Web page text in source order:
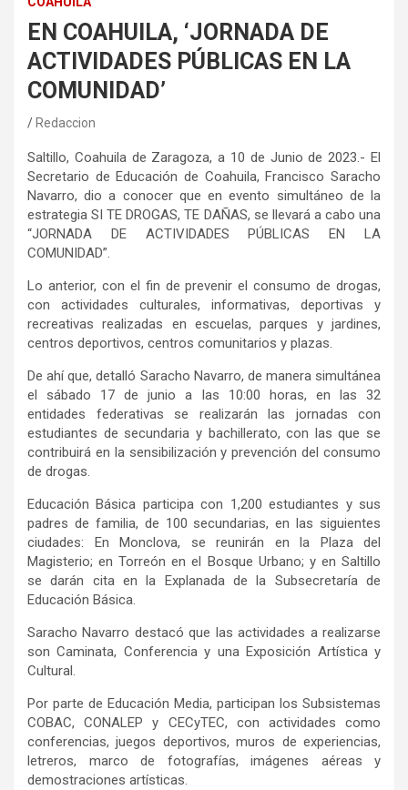
EN COAHUILA, ‘JORNADA DE
ACTIVIDADES PÚBLICAS EN LA
COMUNIDAD’
Redaccion
Saltillo, Coahuila de Zaragoza, a 10 de Junio de 2023.- El
Secretario de Educación de Coahuila, Francisco Saracho
Navarro, dio a conocer que en evento simultáneo de la
estrategia SI TE DROGAS, TE DAÑAS, se llevará a cabo una
“JORNADA DE ACTIVIDADES PÚBLICAS EN LA
COMUNIDAD”.
Lo anterior, con el fin de prevenir el consumo de drogas,
con actividades culturales, informativas, deportivas y
recreativas realizadas en escuelas, parques y jardines,
centros deportivos, centros comunitarios y plazas.
De ahí que, detalló Saracho Navarro, de manera simultánea
el sábado 17 de junio a las 10:00 horas, en las 32
entidades federativas se realizarán las jornadas con
estudiantes de secundaria y bachillerato, con las que se
contribuirá en la sensibilización y prevención del consumo
de drogas.
Educación Básica participa con 1,200 estudiantes y sus
padres de familia, de 100 secundarias, en las siguientes
ciudades: En Monclova, se reunirán en la Plaza del
Magisterio; en Torreón en el Bosque Urbano; y en Saltillo
se darán cita en la Explanada de la Subsecretaría de
Educación Básica.
Saracho Navarro destacó que las actividades a realizarse
son Caminata, Conferencia y una Exposición Artística y
Cultural.
Por parte de Educación Media, participan los Subsistemas
COBAC, CONALEP y CECyTEC, con actividades como
conferencias, juegos deportivos, muros de experiencias,
letreros, marco de fotografías, imágenes aéreas y
demostraciones artísticas.